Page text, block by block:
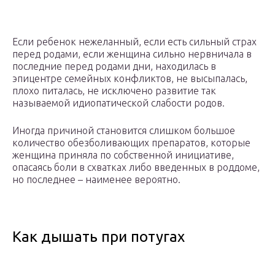
Если ребенок нежеланный, если есть сильный страх
перед родами, если женщина сильно нервничала в
последние перед родами дни, находилась в
эпицентре семейных конфликтов, не высыпалась,
плохо питалась, не исключено развитие так
называемой идиопатической слабости родов.
Иногда причиной становится слишком большое
количество обезболивающих препаратов, которые
женщина приняла по собственной инициативе,
опасаясь боли в схватках либо введенных в роддоме,
но последнее – наименее вероятно.
Как дышать при потугах